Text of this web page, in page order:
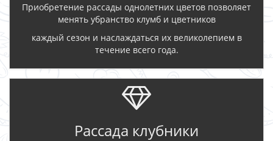
Приобретение рассады однолетних цветов позволяет
менять убранство клумб и цветников
каждый сезон и наслаждаться их великолепием в
течение всего года.
Рассада клубники